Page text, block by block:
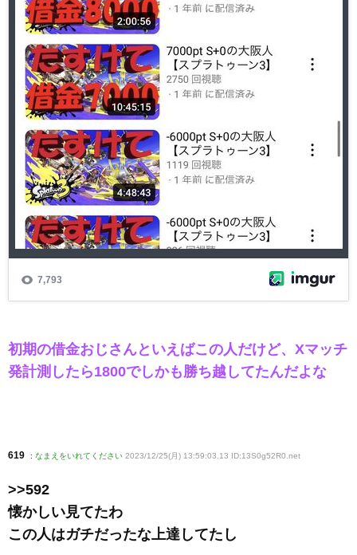
初期の借金おじさんといえばこの人だけど、Xマッチ
発計測したら1800でしかも勝ち越してたんだよな
619 : なまえをいれてください 2023/12/25(月) 13:59:03.13 ID:13S0g52R0 .net
>>592
懐かしい見てたわ
この人はガチだったな上達してたし